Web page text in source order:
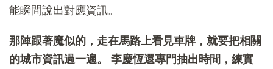
能瞬間說出對應資訊。
那陣跟著魔似的，走在馬路上看見車牌，就要把相關
的城市資訊過一遍。
李慶恆還專門抽出時間，練實